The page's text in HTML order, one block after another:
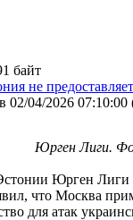
байт
не
в 02/04/2026 07:10:00
Юрген Лиги.
Юрген Лиги
что Москва
для атак